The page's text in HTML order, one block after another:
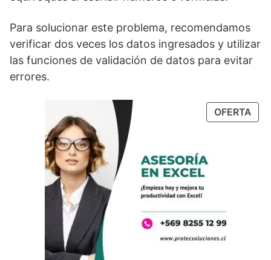
Para solucionar este problema, recomendamos
verificar dos veces los datos ingresados y utilizar
las funciones de validación de datos para evitar
errores.
OFERTA